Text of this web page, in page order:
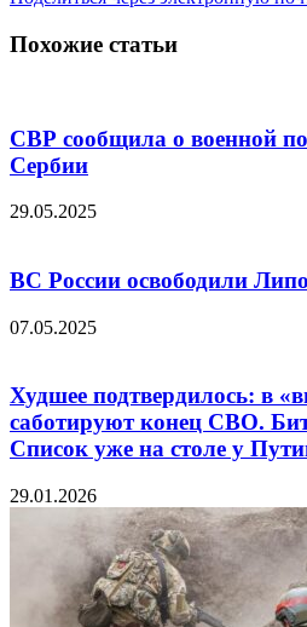
Похожие статьи
СВР сообщила о военной
Сербии
29.05.2025
ВС России освободили
07.05.2025
Худшее подтвердилось: в
саботируют конец СВО.
Список уже на столе у
29.01.2026